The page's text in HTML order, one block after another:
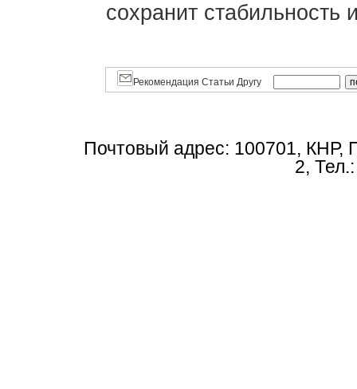
сохранит стабильность
Рекомендация Статьи Другу
Почтовый адрес: 100701, КНР,
2,